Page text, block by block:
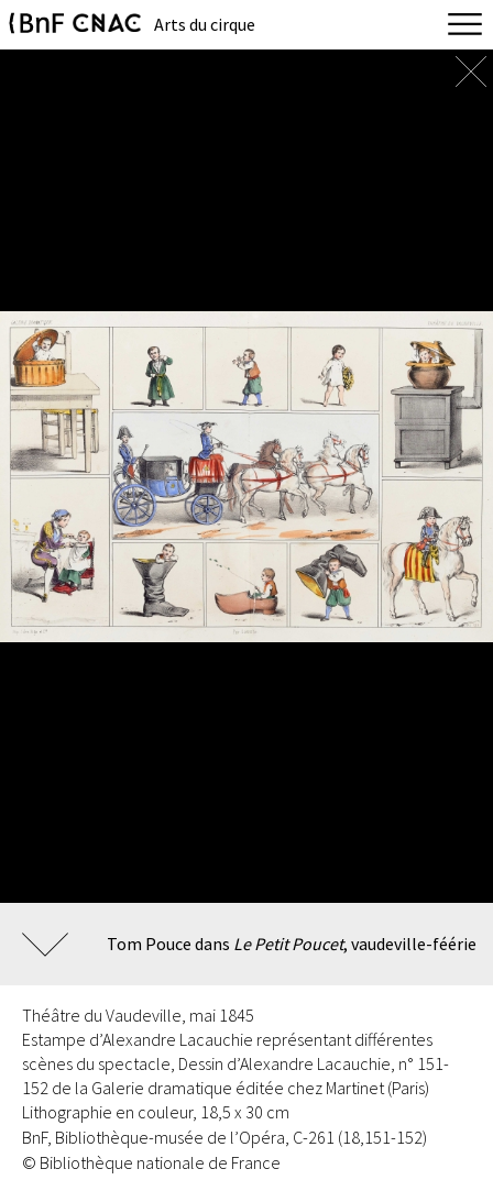
Arts du cirque
Tom Pouce dans Le Petit Poucet, vaudeville-féérie
Théâtre du Vaudeville, mai 1845
Estampe d’Alexandre Lacauchie représentant différentes
scènes du spectacle, Dessin d’Alexandre Lacauchie, n° 151-
152 de la Galerie dramatique éditée chez Martinet (Paris)
Lithographie en couleur, 18,5 x 30 cm
BnF, Bibliothèque-musée de l’Opéra, C-261 (18,151-152)
© Bibliothèque nationale de France